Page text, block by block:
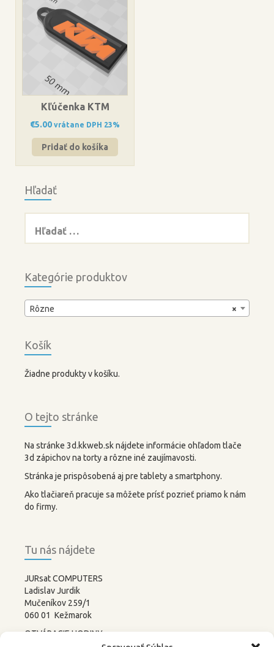
Kľúčenka KTM
€5.00 vrátane DPH 23%
Pridať do košíka
Hľadať
Kategórie produktov
×
Rôzne
Košík
Žiadne produkty v košíku.
O tejto stránke
Na stránke 3d.kkweb.sk nájdete informácie ohľadom tlače
3d zápichov na torty a rôzne iné zaujímavosti.
Stránka je prispôsobená aj pre tablety a smartphony.
Ako tlačiareň pracuje sa môžete prísť pozrieť priamo k nám
do firmy.
Tu nás nájdete
JURsat COMPUTERS
Ladislav Jurdik
Mučeníkov 259/1
060 01 Kežmarok
OTVÁRACIE HODINY: